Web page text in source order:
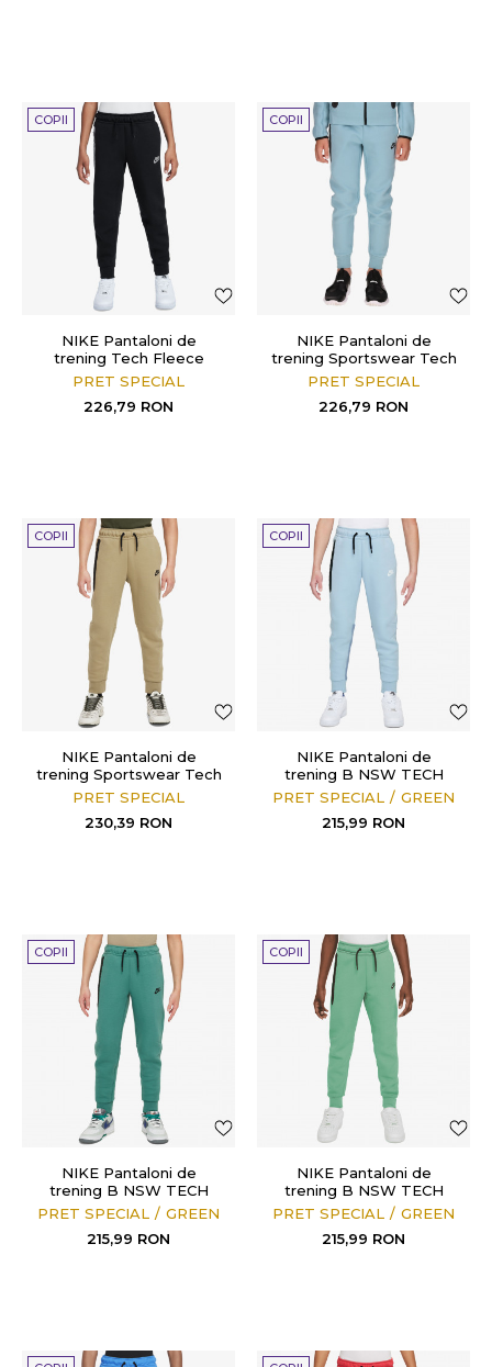
COPII
NIKE Pantaloni de
trening Tech Fleece
PRET SPECIAL
226,79 RON
COPII
NIKE Pantaloni de
trening Sportswear Tech
Fleece
PRET SPECIAL
226,79 RON
COPII
NIKE Pantaloni de
trening Sportswear Tech
Fleece
PRET SPECIAL
230,39 RON
COPII
NIKE Pantaloni de
trening B NSW TECH
FLC PANT
PRET SPECIAL
GREEN
215,99 RON
COPII
NIKE Pantaloni de
trening B NSW TECH
FLC PANT
PRET SPECIAL
GREEN
215,99 RON
COPII
NIKE Pantaloni de
trening B NSW TECH
FLC PANT
PRET SPECIAL
GREEN
215,99 RON